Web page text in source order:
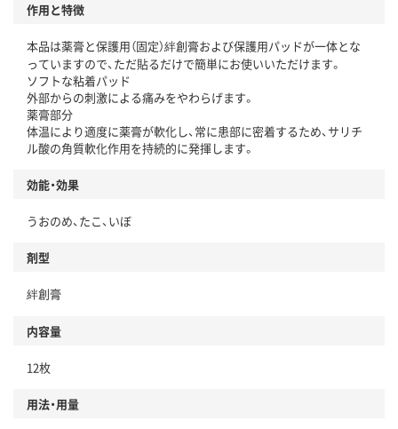
作用と特徴
本品は薬膏と保護用（固定）絆創膏および保護用パッドが一体とな
っていますので、ただ貼るだけで簡単にお使いいただけます。
ソフトな粘着パッド
外部からの刺激による痛みをやわらげます。
薬膏部分
体温により適度に薬膏が軟化し、常に患部に密着するため、サリチ
ル酸の角質軟化作用を持続的に発揮します。
効能・効果
うおのめ、たこ、いぼ
剤型
絆創膏
内容量
12枚
用法・用量